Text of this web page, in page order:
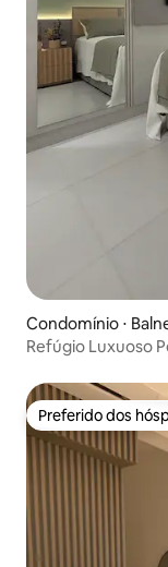
Condomínio ⋅
Refúgio Luxuoso
Preferido dos
Preferido dos